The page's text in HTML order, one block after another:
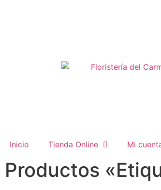
Inicio Tienda Online Mi
Productos